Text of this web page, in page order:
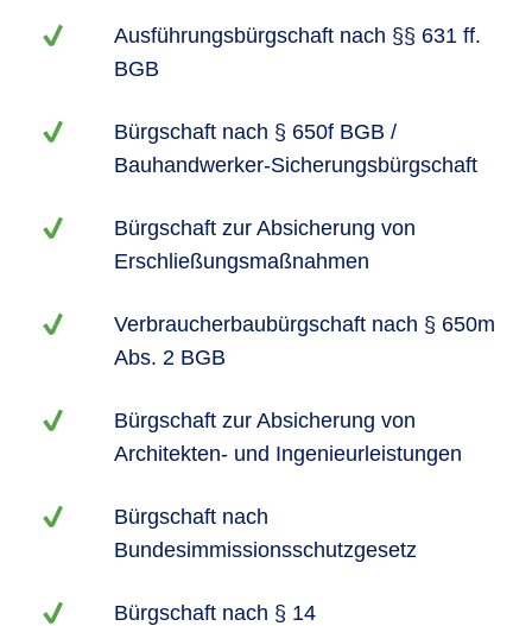
Ausführungsbürgschaft nach §§ 631 ff.
BGB
Bürgschaft nach § 650f BGB /
Bauhandwerker-Sicherungsbürgschaft
Bürgschaft zur Absicherung von
Erschließungsmaßnahmen
Verbraucherbaubürgschaft nach § 650m
Abs. 2 BGB
Bürgschaft zur Absicherung von
Architekten- und Ingenieurleistungen
Bürgschaft nach
Bundesimmissionsschutzgesetz
Bürgschaft nach § 14